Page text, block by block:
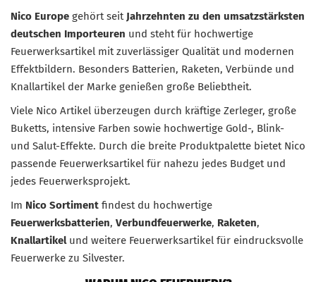
Nico Europe gehört seit Jahrzehnten zu den umsatzstärksten
deutschen Importeuren und steht für hochwertige
Feuerwerksartikel mit zuverlässiger Qualität und modernen
Effektbildern. Besonders Batterien, Raketen, Verbünde und
Knallartikel der Marke genießen große Beliebtheit.
Viele Nico Artikel überzeugen durch kräftige Zerleger, große
Buketts, intensive Farben sowie hochwertige Gold-, Blink-
und Salut-Effekte. Durch die breite Produktpalette bietet Nico
passende Feuerwerksartikel für nahezu jedes Budget und
jedes Feuerwerksprojekt.
Im Nico Sortiment findest du hochwertige
Feuerwerksbatterien, Verbundfeuerwerke, Raketen,
Knallartikelund weitere Feuerwerksartikel für eindrucksvolle
Feuerwerke zu Silvester.